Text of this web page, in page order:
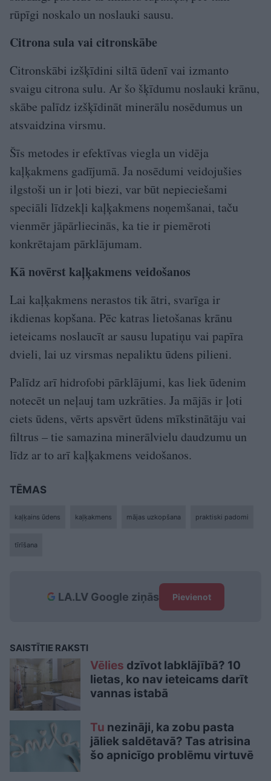
rūpīgi noskalo un noslauki sausu.
Citrona sula vai citronskābe
Citronskābi izšķīdini siltā ūdenī vai izmanto
svaigu citrona sulu. Ar šo šķīdumu noslauki krānu,
skābe palīdz izšķīdināt minerālu nosēdumus un
atsvaidzina virsmu.
Šīs metodes ir efektīvas viegla un vidēja
kaļķakmens gadījumā. Ja nosēdumi veidojušies
ilgstoši un ir ļoti biezi, var būt nepieciešami
speciāli līdzekļi kaļķakmens noņemšanai, taču
vienmēr jāpārliecinās, ka tie ir piemēroti
konkrētajam pārklājumam.
Kā novērst kaļķakmens veidošanos
Lai kaļķakmens nerastos tik ātri, svarīga ir
ikdienas kopšana. Pēc katras lietošanas krānu
ieteicams noslaucīt ar sausu lupatiņu vai papīra
dvieli, lai uz virsmas nepaliktu ūdens pilieni.
Palīdz arī hidrofobi pārklājumi, kas liek ūdenim
notecēt un neļauj tam uzkrāties. Ja mājās ir ļoti
ciets ūdens, vērts apsvērt ūdens mīkstinātāju vai
filtrus – tie samazina minerālvielu daudzumu un
līdz ar to arī kaļķakmens veidošanos.
TĒMAS
kaļķains ūdens kaļķakmens mājas uzkopšana praktiski padomi
tīrīšana
LA.LV Google ziņās Pievienot
SAISTĪTIE RAKSTI
Vēlies dzīvot labklājībā? 10
lietas, ko nav ieteicams darīt
vannas istabā
Tu nezināji, ka zobu pasta
jāliek saldētavā? Tas atrisina
šo apnicīgo problēmu virtuvē